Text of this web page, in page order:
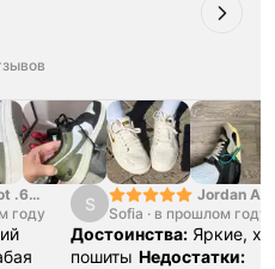
.6
PF
году S
Jordan Air
SE "Turf
Sofia · в прошлом году
Достоинства: Яркие,
пошиты Недостатки: